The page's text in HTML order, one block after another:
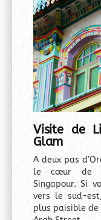
Visite de
Glam
A deux pas d’
le cœur de
Singapour. Si
vers le sud-
plus paisible de